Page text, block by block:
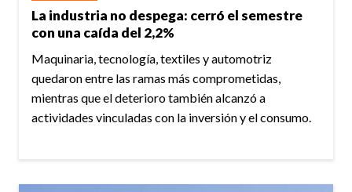
La industria no despega: cerró el semestre
con una caída del 2,2%
Maquinaria, tecnología, textiles y automotriz
quedaron entre las ramas más comprometidas,
mientras que el deterioro también alcanzó a
actividades vinculadas con la inversión y el consumo.